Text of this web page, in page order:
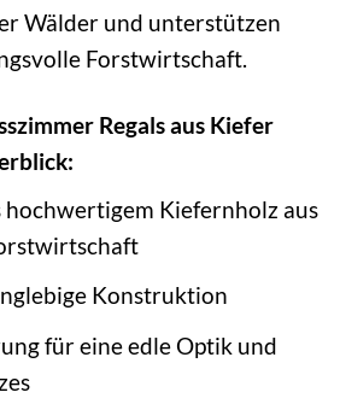
Wälder und unterstützen
Forstwirtschaft.
Regals aus Kiefer
hochwertigem Kiefernholz aus
Konstruktion
für eine edle Optik und